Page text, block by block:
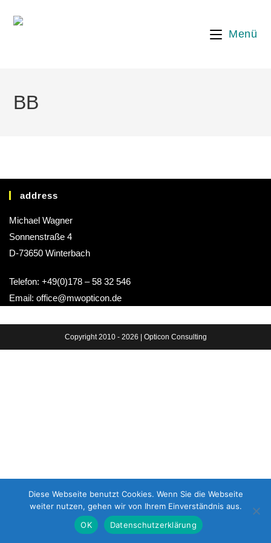
Menü
BB
address
Michael Wagner
Sonnenstraße 4
D-73650 Winterbach
Telefon: +49(0)178 – 58 32 546
Email: office@mwopticon.de
Copyright 2010 - 2026 | Opticon Consulting
Diese Webseite benutzt Cookies. Wenn Sie die Webseite
weiter nutzen, gehen wir von Ihrem Einverständnis aus.
OK
Datenschutzerklärung